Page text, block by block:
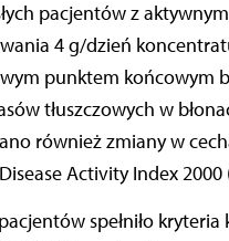
pacjentów z
4 g/dzień
punktem końcowym
tłuszczowych w
również zmiany w
Activity Index 2000
spełniło